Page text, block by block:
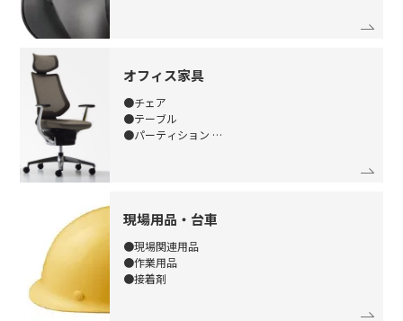
オフィス家具
●チェア
●テーブル
●パーティション
現場用品・台車
●現場関連用品
●作業用品
●接着剤